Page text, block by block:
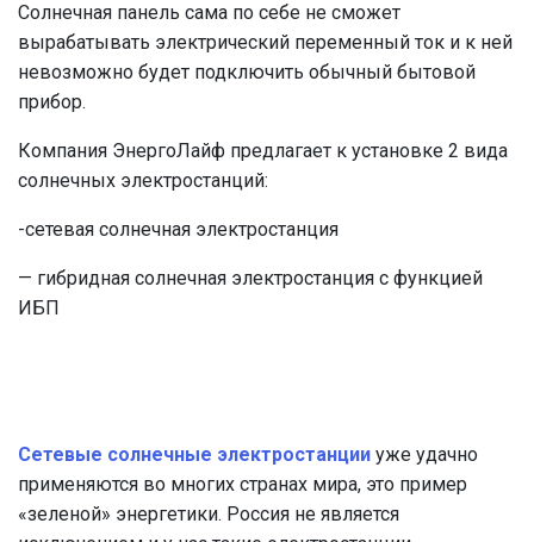
Солнечная панель сама по себе не сможет
вырабатывать электрический переменный ток и к ней
невозможно будет подключить обычный бытовой
прибор.
Компания ЭнергоЛайф предлагает к установке 2 вида
солнечных электростанций:
-сетевая солнечная электростанция
— гибридная солнечная электростанция с функцией
ИБП
Сетевые солнечные электростанции уже удачно
применяются во многих странах мира, это пример
«зеленой» энергетики. Россия не является